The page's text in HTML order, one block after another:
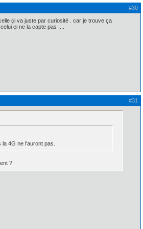
#30
çi va juste par curiosité . car je trouve ça
çi ne la capte pas ....
#31
4G ne l'auront pas.
?